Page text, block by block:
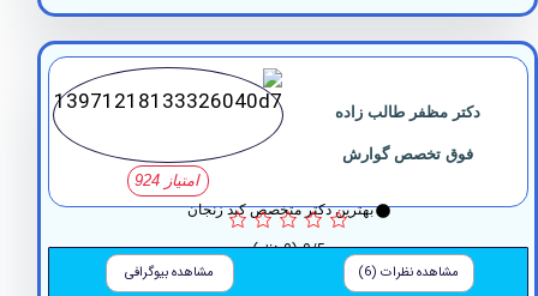
مظفر طالب زاده
فوق تخصص گوارش
بهترین دکتر متخصص کبد زنجان
0/5 (0 نظر)
مشاهده نظرات (6) مشاهده بیوگرافی